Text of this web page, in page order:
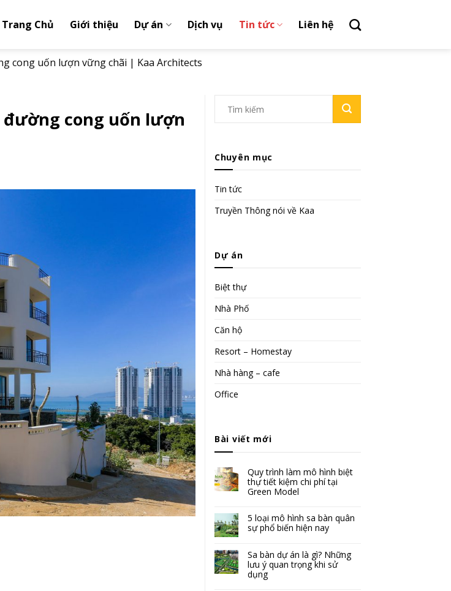
Trang Chủ Giới thiệu Dự án Dịch vụ Tin tức Liên hệ
cong uốn lượn vững chãi | Kaa Architects
đường cong uốn lượn
Chuyên mục
Tin tức
Truyền Thông nói về Kaa
Dự án
Biệt thự
Nhà Phố
Căn hộ
Resort – Homestay
Nhà hàng – cafe
Office
Bài viết mới
Quy trình làm mô hình biệt
thự tiết kiệm chi phí tại
Green Model
5 loại mô hình sa bàn quân
sự phổ biến hiện nay
Sa bàn dự án là gì? Những
lưu ý quan trọng khi sử
dụng